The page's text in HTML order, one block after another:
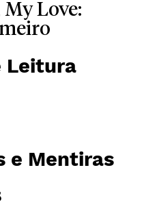
Love:
Leitura
e Mentiras